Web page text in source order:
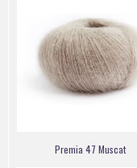
Premia 47 Muscat